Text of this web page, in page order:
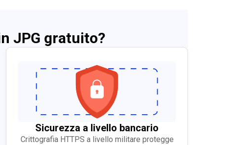
JPG gratuito?
Sicurezza a livello bancario
Crittografia HTTPS a livello militare protegge